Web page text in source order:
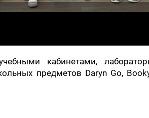
кабинетами,
предметов Daryn Go,